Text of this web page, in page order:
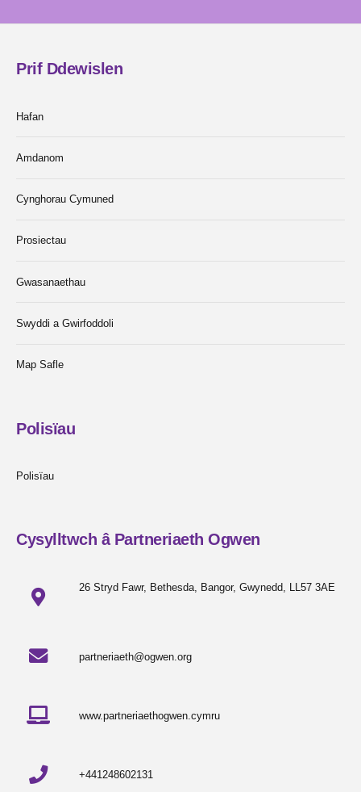
Prif Ddewislen
Hafan
Amdanom
Cynghorau Cymuned
Prosiectau
Gwasanaethau
Swyddi a Gwirfoddoli
Map Safle
Polisïau
Polisïau
Cysylltwch â Partneriaeth Ogwen
26 Stryd Fawr, Bethesda, Bangor, Gwynedd, LL57 3AE
partneriaeth@ogwen.org
www.partneriaethogwen.cymru
+441248602131